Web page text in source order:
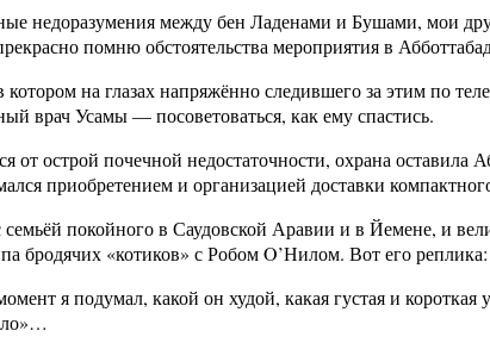
недоразумения между бен Ладенами и Бушами, мои
помню обстоятельства мероприятия в
котором на глазах напряжённо следившего за этим по
врач Усамы — посоветоваться, как ему спастись.
от острой почечной недостаточности, охрана
приобретением и организацией доставки
покойного в Саудовской Аравии и в Йемене, и
бродячих «котиков» с Робом O’Нилом. Вот его реплика:
я подумал, какой он худой, какая густая и